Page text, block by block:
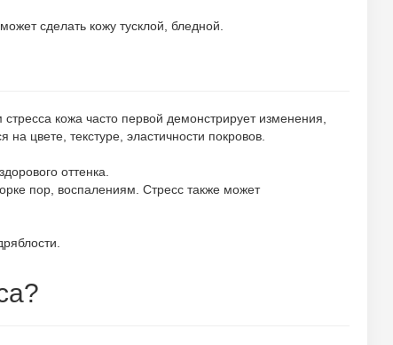
сделать кожу тусклой, бледной.
кожа часто первой демонстрирует изменения,
цвете, текстуре, эластичности покровов.
оттенка.
пор, воспалениям. Стресс также может